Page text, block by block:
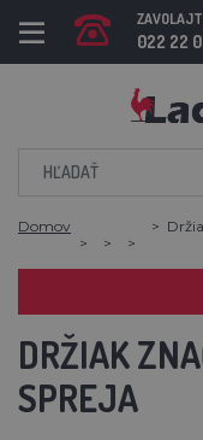
022 22
Domov
DRŽIAK
SPREJA